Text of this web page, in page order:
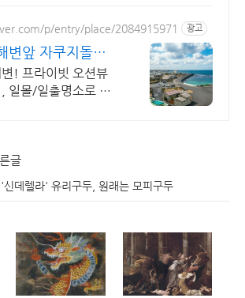
p/entry/place/2084915971 광고
변앞 자쿠지돌집
족/단체예약
! 프라이빗 오션뷰
일몰/일출명소로 인
글
신데렐라' 유리구두, 원래는 모피구두